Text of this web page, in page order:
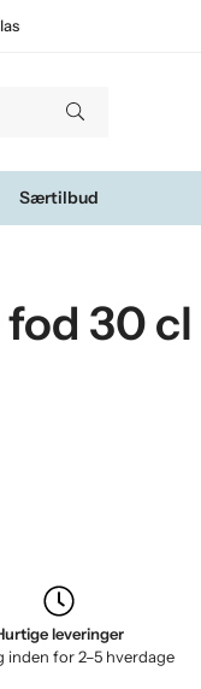
Særtilbud
30 cl
leveringer
inden for 2–5 hverdage